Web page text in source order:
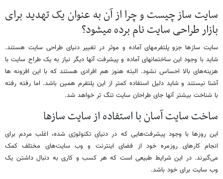
سایت ساز چیست و چرا از آن به عنوان یک تهدید برای
بازار طراحی سایت نام برده می‎شود؟
سایت سازها جزو پلتفرم‎های آماده و موثر در تغییر دنیای طراحی سایت هستند.
شاید با وجود این ساختمان‎های آماده و پیشرفت آنها دیگر نیاز به یک طراح سایت با
هزینه‌های بالا احساس نشود. البته هنوز هم افرادی هستند که با این افزونه‎ ها
آشنا نیستند و شاید دلیل استفاده کمتر از این پلتفرم همین باشد. اما رفته رفته
با شناخت بیشتر آنها جای طراحان سایت تنگ تر خواهد شد.
ساخت سایت آسان با استفاده از سایت سازها
این روزها با وجود پیشرفت‌هایی که در دنیای تکنولوژی شده، اغلب مردم برای
انجام کارهای روزمره خود از فضای اینترنت و وب سایت‌های مختلف کمک
می‌گیرند. در این شرایط طبیعی است که هر کسب و کاری به دنبال داشتن یک
وب سایت برای خود باشد.